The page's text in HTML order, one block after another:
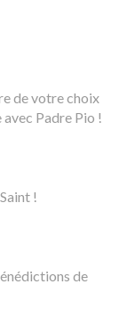
de votre choix
Padre Pio !
!
de